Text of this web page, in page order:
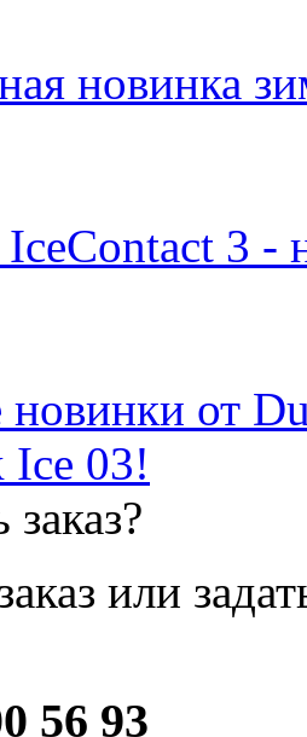
новинка
3 -
новинки от
Ice 03!
заказ?
или
56 93